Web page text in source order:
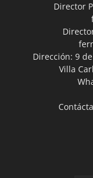
Director
Dirección: 9
Villa